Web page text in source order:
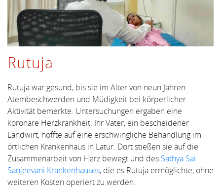
Rutuja
Rutuja war gesund, bis sie im Alter von neun Jahren
Atembeschwerden und Müdigkeit bei körperlicher
Aktivität bemerkte. Untersuchungen ergaben eine
koronare Herzkrankheit. Ihr Vater, ein bescheidener
Landwirt, hoffte auf eine erschwingliche Behandlung im
örtlichen Krankenhaus in Latur. Dort stießen sie auf die
Zusammenarbeit von Herz bewegt und des Sathya Sai
Sanjeevani Krankenhauses, die es Rutuja ermöglichte, ohne
weiteren Kosten operiert zu werden.